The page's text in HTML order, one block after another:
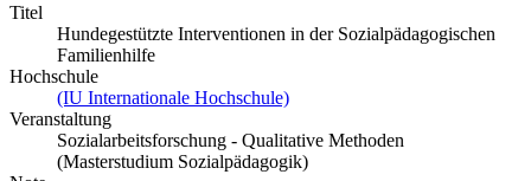
Titel
Hundegestützte Interventionen in der Sozialpädagogischen
Familienhilfe
Hochschule
(IU Internationale Hochschule)
Veranstaltung
Sozialarbeitsforschung - Qualitative Methoden
(Masterstudium Sozialpädagogik)